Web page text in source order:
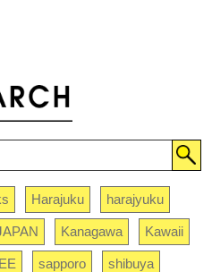
Harajuku harajyuku
Kanagawa Kawaii
sapporo shibuya